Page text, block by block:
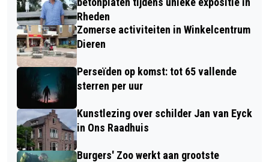
IN DIERENRheden
Zomerse activiteiten in Winkelcentrum
Dieren
Perseïden op komst: tot 65 vallende
sterren per uur
Kunstlezing over schilder Jan van Eyck
in Ons Raadhuis
Burgers' Zoo werkt aan grootste